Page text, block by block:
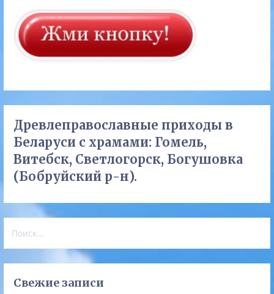
Древлеправославные приходы в
Беларуси с храмами: Гомель,
Витебск, Светлогорск, Богушовка
(Бобруйский р-н).
Свежие записи